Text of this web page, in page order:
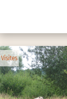
Visites